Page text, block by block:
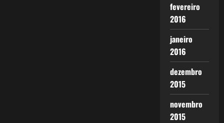
fevereiro
2016
janeiro
2016
dezembro
2015
novembro
2015